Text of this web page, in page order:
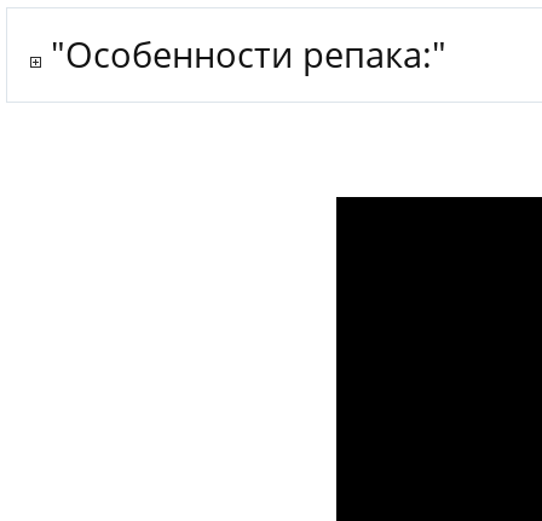
"Особенности репака:"